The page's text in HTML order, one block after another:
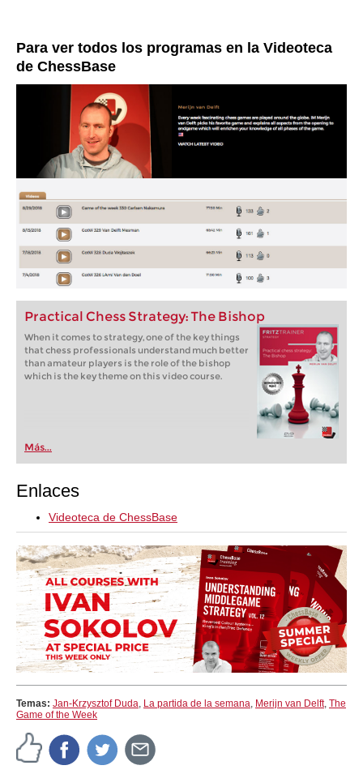
Para ver todos los programas en la Videoteca
de ChessBase
Practical Chess Strategy: The Bishop
When it comes to strategy, one of the key things
that chess professionals understand much better
than amateur players is the role of the bishop
which is the key theme on this video course.
Más...
Enlaces
Videoteca de ChessBase
Temas: Jan-Krzysztof Duda, La partida de la semana, Merijn van Delft, The
Game of the Week